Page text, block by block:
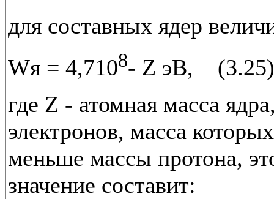
для составных ядер
Wя = 4,7108- Z эВ, (3.25)
где Z - атомная масса
электронов, масса
меньше массы протона,
значение составит: